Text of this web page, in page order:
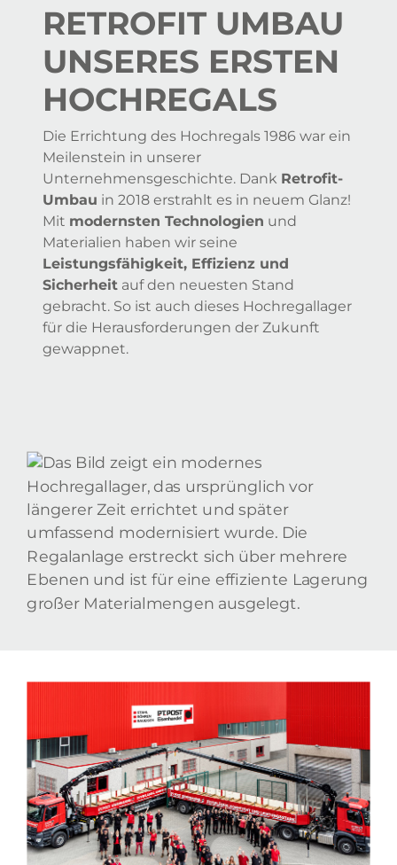
RETROFIT UMBAU
UNSERES ERSTEN
HOCHREGALS
Die Errichtung des Hochregals 1986 war ein
Meilenstein in unserer
Unternehmensgeschichte. Dank Retrofit-
Umbau in 2018 erstrahlt es in neuem Glanz!
Mit modernsten Technologien und
Materialien haben wir seine
Leistungsfähigkeit, Effizienz und
Sicherheit auf den neuesten Stand
gebracht. So ist auch dieses Hochregallager
für die Herausforderungen der Zukunft
gewappnet.